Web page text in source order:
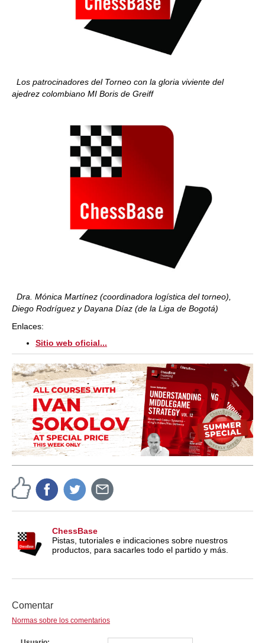
Los patrocinadores del Torneo con la gloria viviente del
ajedrez colombiano MI Boris de Greiff
Dra. Mónica Martínez (coordinadora logística del torneo),
Diego Rodríguez y Dayana Díaz (de la Liga de Bogotá)
Enlaces:
Sitio web oficial...
ChessBase
Pistas, tutoriales e indicaciones sobre nuestros
productos, para sacarles todo el partido y más.
Comentar
Normas sobre los comentarios